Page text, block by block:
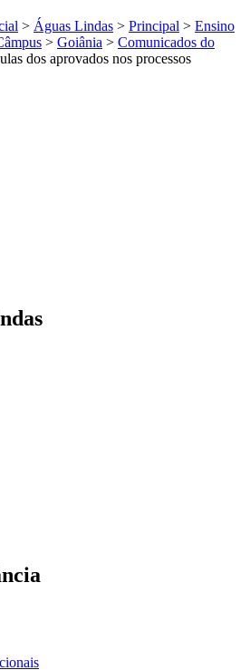
> Águas Lindas > Principal > Ensino
> Goiânia > Comunicados do
dos aprovados nos processos